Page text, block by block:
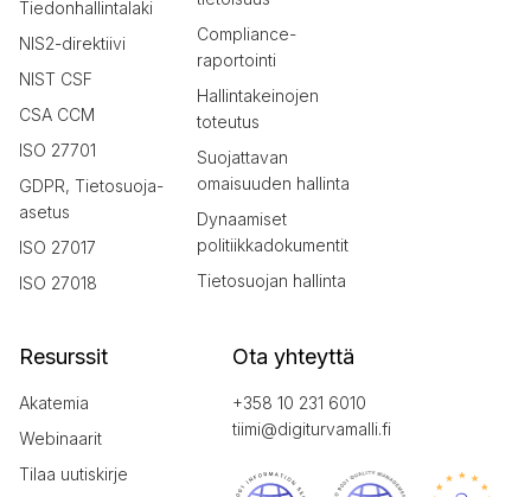
Tiedonhallintalaki
NIS2-direktiivi
NIST CSF
CSA CCM
ISO 27701
GDPR, Tietosuoja-
asetus
ISO 27017
ISO 27018
Compliance-
raportointi
Hallintakeinojen
toteutus
Suojattavan
omaisuuden hallinta
Dynaamiset
politiikkadokumentit
Tietosuojan hallinta
Resurssit
Akatemia
Webinaarit
Tilaa uutiskirje
Ota yhteyttä
+358 10 231 6010
tiimi@digiturvamalli.fi